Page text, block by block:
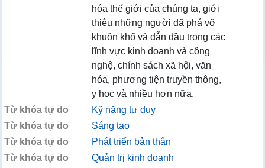
hóa thế giới của chúng ta, giới
thiệu những người đã phá vỡ
khuôn khổ và dẫn đầu trong các
lĩnh vực kinh doanh và công
nghệ, chính sách xã hội, văn
hóa, phương tiện truyền thông,
y học và nhiều hơn nữa.
Từ khóa tự do
Kỹ năng tư duy
Từ khóa tự do
Sáng tạo
Từ khóa tự do
Phát triển bản thân
Từ khóa tự do
Quản trị kinh doanh